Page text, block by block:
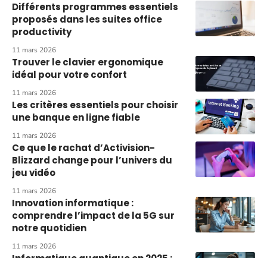
Différents programmes essentiels
proposés dans les suites office
productivity
11 mars 2026
Trouver le clavier ergonomique
idéal pour votre confort
11 mars 2026
Les critères essentiels pour choisir
une banque en ligne fiable
11 mars 2026
Ce que le rachat d’Activision-
Blizzard change pour l’univers du
jeu vidéo
11 mars 2026
Innovation informatique :
comprendre l’impact de la 5G sur
notre quotidien
11 mars 2026